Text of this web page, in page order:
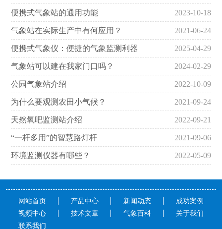
便携式气象站的通用功能 2023-10-18
气象站在实际生产中有何应用？ 2021-06-24
便携式气象仪：便捷的气象监测利器 2025-04-29
气象站可以建在我家门口吗？ 2024-02-29
公园气象站介绍 2022-10-09
为什么要观测农田小气候？ 2021-09-24
天然氧吧监测站介绍 2022-09-21
“一杆多用”的智慧路灯杆 2021-09-06
环境监测仪器有哪些？ 2022-05-09
网站首页 产品中心 新闻动态
成功案例
视频中心
技术文章 气象百科
关于我们
联系我们